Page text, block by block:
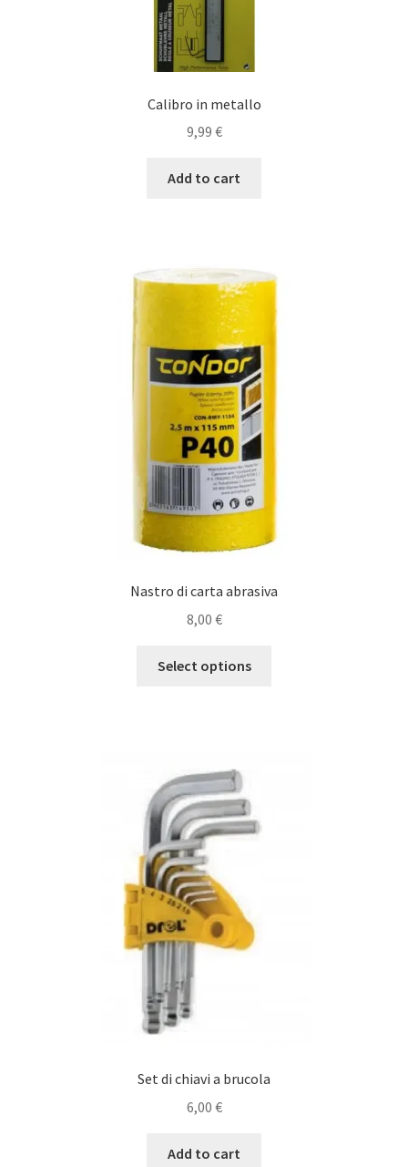
Calibro in metallo
9,99 €
Add to cart
Nastro di carta abrasiva
8,00 €
Select options
Set di chiavi a brucola
6,00 €
Add to cart